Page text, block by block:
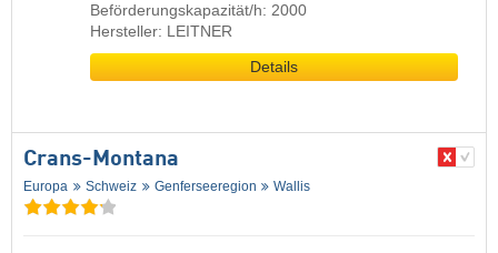
Beförderungskapazität/h: 2000
Hersteller: LEITNER
Details
Crans-Montana
Europa Schweiz Genferseeregion Wallis